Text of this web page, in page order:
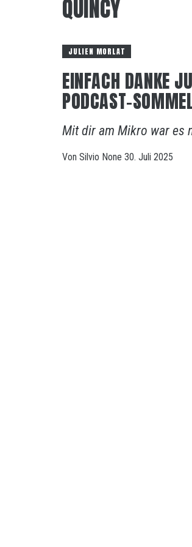
QUINCY
JULIEN MORLAT
EINFACH DANKE
PODCAST-
Mit dir am Mikro war es
Von Silvio None 30. Juli 2025